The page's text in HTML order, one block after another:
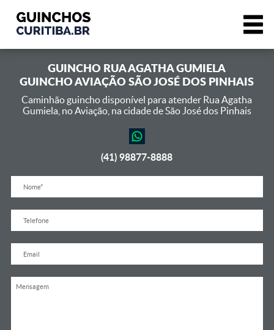
GUINCHO RUA AGATHA GUMIELA
GUINCHO AVIAÇÃO SÃO JOSÉ DOS PINHAIS
Caminhão guincho disponível para atender Rua Agatha
Gumiela, no Aviação, na cidade de São José dos Pinhais
(41) 98877-8888